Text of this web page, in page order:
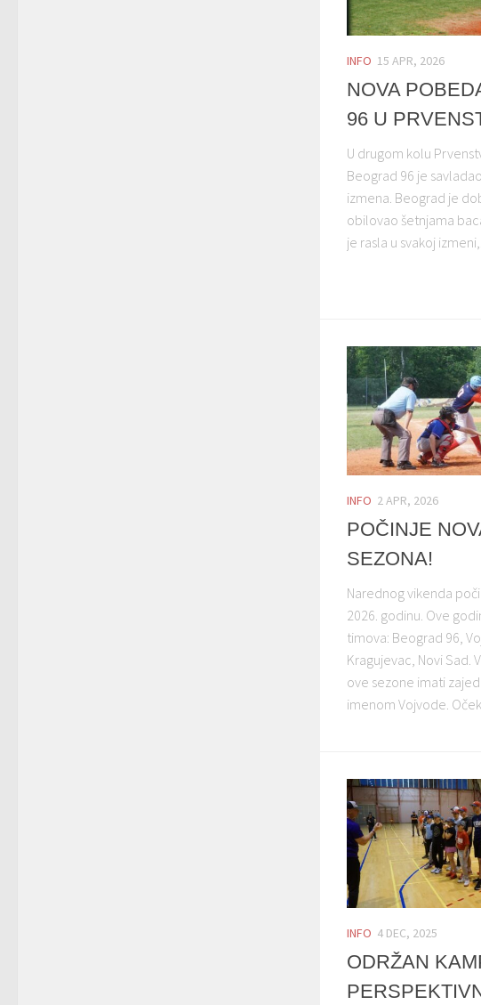
INFO 15 APR, 2026
NOVA
96 U
U drugom kolu
Beograd 96 je
izmena. Beograd je
obilovao šetnjama
je rasla u svakoj
INFO 2 APR, 2026
POČINJE
SEZONA!
Narednog vikenda
2026. godinu. Ove
timova: Beograd 96,
Kragujevac, Novi Sad.
ove sezone imati
imenom Vojvode.
INFO 4 DEC, 2025
ODRŽAN